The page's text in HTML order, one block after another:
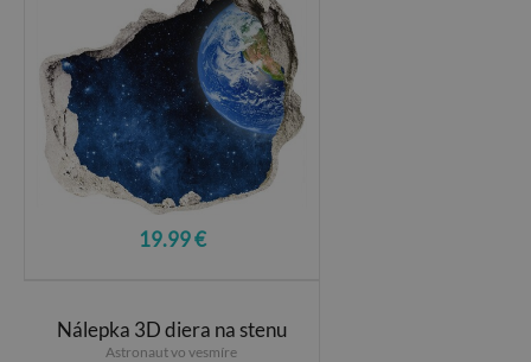
19.99 €
Nálepka 3D diera na stenu
Astronaut vo vesmíre